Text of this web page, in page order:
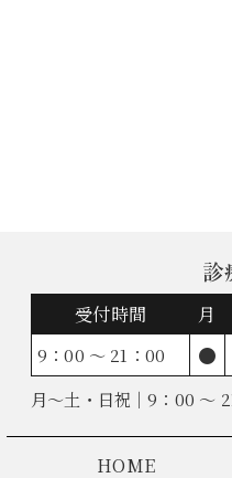
診
受付時間 月
9：00 ～ 21：00 ●
月～土・日祝｜9：00 ～
HOME